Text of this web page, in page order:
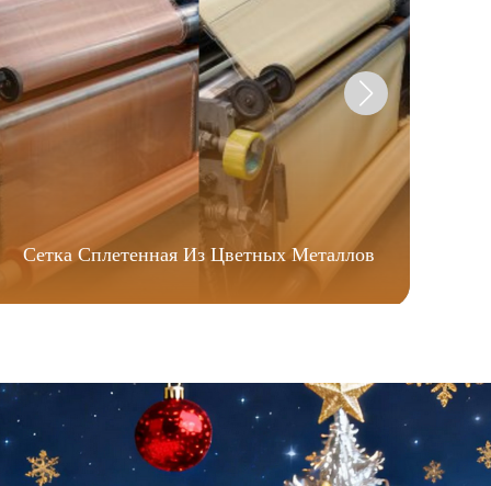
Сетка Сплетенная Из Цветных Металлов